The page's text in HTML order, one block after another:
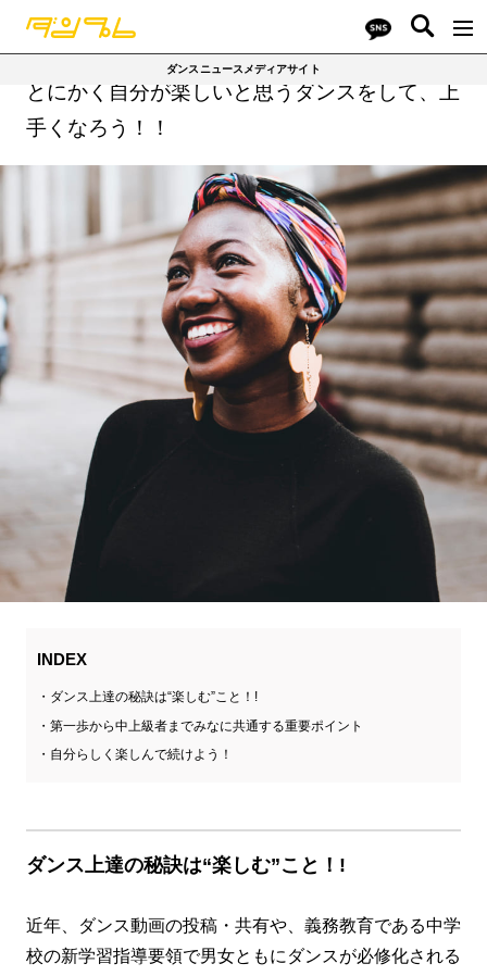
ダンスニュースメディアサイト
とにかく自分が楽しいと思うダンスをして、上
手くなろう！！
INDEX
ダンス上達の秘訣は“楽しむ”こと！!
第一歩から中上級者までみなに共通する重要ポイント
自分らしく楽しんで続けよう！
ダンス上達の秘訣は“楽しむ”こと！!
近年、ダンス動画の投稿・共有や、義務教育である中学
校の新学習指導要領で男女ともにダンスが必修化される